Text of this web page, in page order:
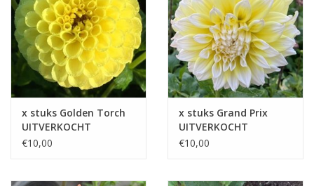
x stuks Golden Torch
UITVERKOCHT
€10,00
x stuks Grand Prix
UITVERKOCHT
€10,00